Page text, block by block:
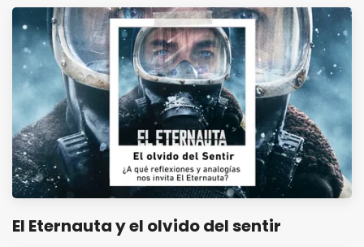
El Eternauta y el olvido del sentir